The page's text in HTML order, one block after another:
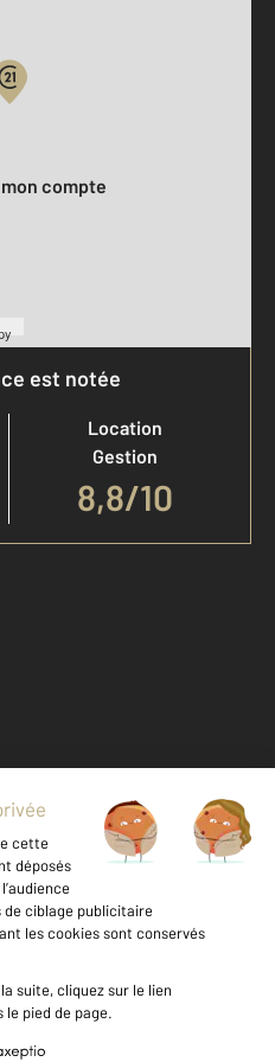
mon compte
est notée
Location
Gestion
8,8/10